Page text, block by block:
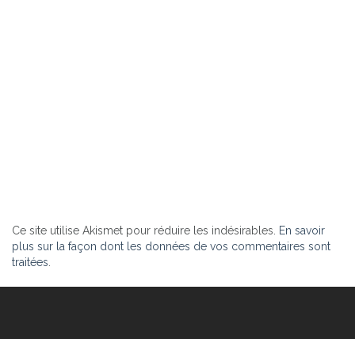
Ce site utilise Akismet pour réduire les indésirables. En savoir
plus sur la façon dont les données de vos commentaires sont
traitées